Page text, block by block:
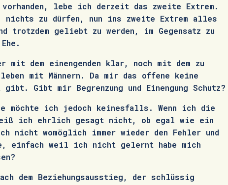
lebe ich derzeit das zweite Extrem.
nichts zu dürfen, nun ins zweite Extrem alles
trotzdem geliebt zu werden, im Gegensatz zu
mit dem einengenden klar, noch mit dem zu
mit Männern. Da mir das offene keine
Gibt mir Begrenzung und Einengung Schutz?
möchte ich jedoch keinesfalls. Wenn ich die
ich ehrlich gesagt nicht, ob egal wie ein
nicht womöglich immer wieder den Fehler und
einfach weil ich nicht gelernt habe mich
dem Beziehungsausstieg, der schlüssig